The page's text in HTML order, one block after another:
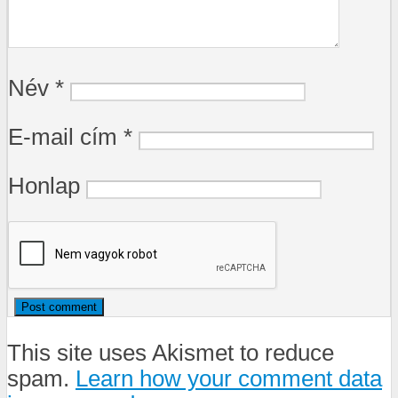
Név *
E-mail cím *
Honlap
This site uses Akismet to reduce
spam. Learn how your comment data